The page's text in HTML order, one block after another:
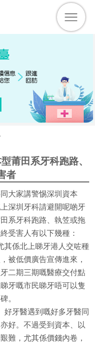
莆田系牙科跑路、
者
大家講警惕深圳資本
深圳牙科請避開呢啲牙
系牙科跑路、執笠或拖
受害人有以下幾種：
其係北上睇牙港人交咗種
被低價廣告宣傳進來，
二期三期嘅醫療交付點
牙嘅市民睇牙唔可以隻
。
好牙醫遇到嘅好多牙醫同
好。不過受到資本、以
難，尤其係價錢內卷，